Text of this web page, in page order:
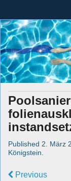
Dauber
Leistungen
Service
Produkte
Öffnungszeiten
AGBs
Seit mehr als
Published 2. März
Königstein
Previous